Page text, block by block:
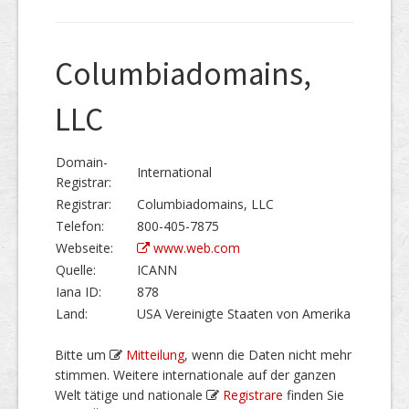
Columbiadomains,
LLC
Domain-
Registrar:
International
Registrar:
Columbiadomains, LLC
Telefon:
800-405-7875
Webseite:
www.web.com
Quelle:
ICANN
Iana ID:
878
Land:
USA Vereinigte Staaten von Amerika
Bitte um Mitteilung, wenn die Daten nicht mehr
stimmen. Weitere internationale auf der ganzen
Welt tätige und nationale
Registrare finden Sie